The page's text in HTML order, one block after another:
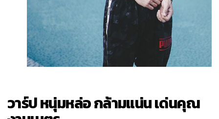
วาร์ป หนุ่มหล่อ กล้ามแน่น เด่นคุณ